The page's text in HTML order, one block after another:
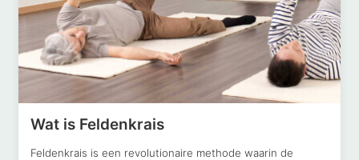
Wat is Feldenkrais
Feldenkrais is een revolutionaire methode waarin de